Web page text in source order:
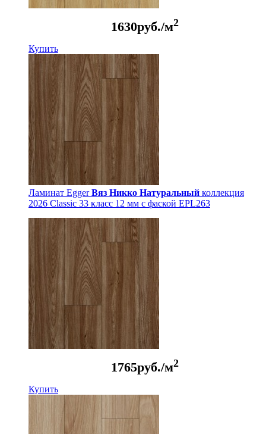
1630руб./м2
Купить
Ламинат EggerВяз Никко Натуральный коллекция
2026 Classic 33 класс 12 мм с фаской EPL263
1765руб./м2
Купить